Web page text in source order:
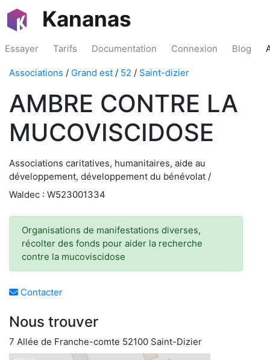
Kananas
Essayer Tarifs Documentation Connexion Blog
Associations / Grand est / 52 / Saint-dizier
AMBRE CONTRE LA
MUCOVISCIDOSE
Associations caritatives, humanitaires, aide au
développement, développement du bénévolat /
Waldec : W523001334
Organisations de manifestations diverses,
récolter des fonds pour aider la recherche
contre la mucoviscidose
Contacter
Nous trouver
7 Allée de Franche-comte 52100 Saint-Dizier